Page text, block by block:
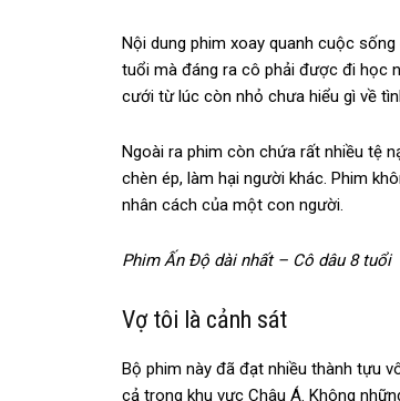
Nội dung phim xoay quanh cuộc
tuổi mà đáng ra cô phải được đi học
cưới từ lúc còn nhỏ chưa hiểu gì về
Ngoài ra phim còn chứa rất nhiều tệ
chèn ép, làm hại người khác. Phim
nhân cách của một con người.
Phim Ấn Độ dài nhất – Cô dâu 8 tuổi
Vợ tôi là cảnh sát
Bộ phim này đã đạt nhiều thành tựu
cả trong khu vực Châu Á. Không